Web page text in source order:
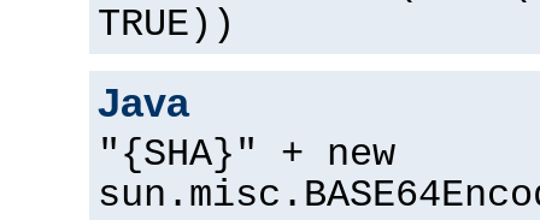
TRUE))
Java
"{SHA}" + new